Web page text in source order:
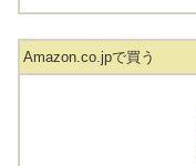
Amazon.co.jpで買う